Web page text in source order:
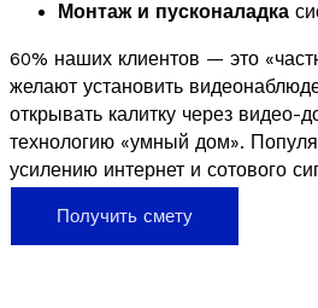
Монтаж и пусконаладка
60% наших клиентов — это
желают установить
открывать калитку через видео-
технологию «умный дом».
усилению интернет и сотового
Получить смету